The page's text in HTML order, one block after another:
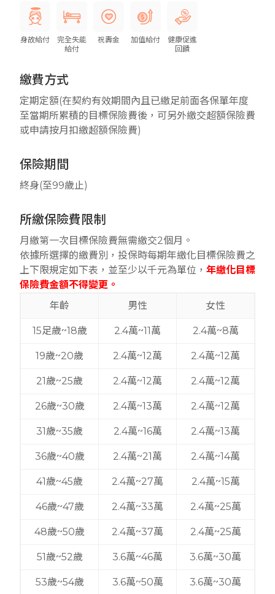
身故給付
完全失能
給付
祝壽金 加值給付
健康促進
回饋
繳費方式
定期定額(在契約有效期間內且已繳足前面各保單年度
至當期所累積的目標保險費後，可另外繳交超額保險費
或申請按月扣繳超額保險費)
保險期間
終身(至99歲止)
所繳保險費限制
月繳第一次目標保險費無需繳交2個月。
依據所選擇的繳費別，投保時每期年繳化目標保險費之
上下限規定如下表，並至少以千元為單位， 年繳化目標
保險費金額不得變更。
年齡
男性 女性
15足歲~18歲 2.4萬~11萬 2.4萬~8萬
19歲~20歲 2.4萬~12萬 2.4萬~12萬
21歲~25歲 2.4萬~12萬 2.4萬~12萬
26歲~30歲 2.4萬~13萬 2.4萬~12萬
31歲~35歲 2.4萬~16萬 2.4萬~13萬
36歲~40歲 2.4萬~21萬 2.4萬~14萬
41歲~45歲 2.4萬~27萬 2.4萬~15萬
46歲~47歲 2.4萬~33萬 2.4萬~25萬
48歲~50歲 2.4萬~37萬 2.4萬~25萬
51歲~52歲 3.6萬~46萬 3.6萬~30萬
53歲~54歲 3.6萬~50萬 3.6萬~30萬